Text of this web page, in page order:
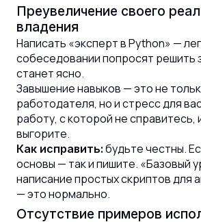
Преувеличение своего
владения
Написать «эксперт в Python» —
собеседовании попросят решить
станет ясно.
Завышение навыков — это не
работодателя, но и стресс для
работу, с которой не справитесь,
выгорите.
Как исправить: будьте честны.
основы — так и пишите. «Базовый
написание простых скриптов для
— это нормально.
Отсутствие примеров